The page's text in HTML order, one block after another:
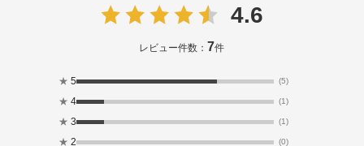
4.6
レビュー件数： 7件
★ 5 (5)
★ 4 (1)
★ 3 (1)
★ 2 (0)